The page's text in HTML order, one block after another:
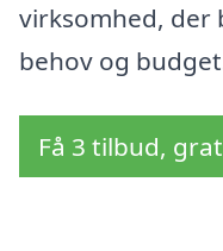
virksomhed, der
behov og
Få 3 tilbud,